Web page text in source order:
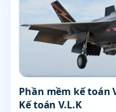
Phần mềm kế toán
Kế toán V.L.K